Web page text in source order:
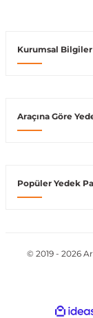
Kurumsal Bilgiler
Araçına Göre
Popüler Yedek
© 2019 - 2026